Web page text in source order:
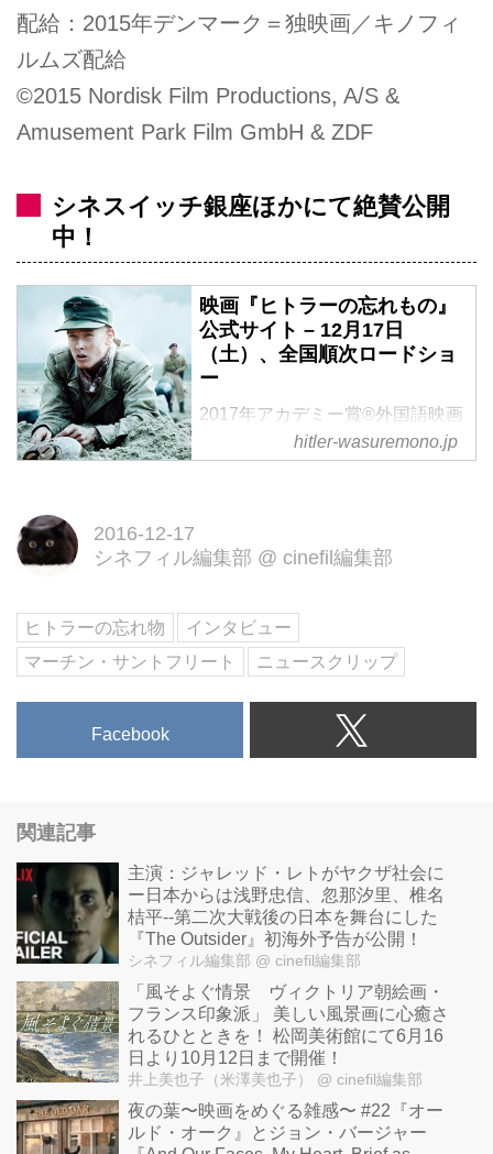
配給：2015年デンマーク＝独映画／キノフィ
ルムズ配給
©2015 Nordisk Film Productions, A/S &
Amusement Park Film GmbH & ZDF
シネスイッチ銀座ほかにて絶賛公開
中！
映画『ヒトラーの忘れもの』
公式サイト – 12月17日
（土）、全国順次ロードショ
ー
2017年アカデミー賞®外国語映画
賞デンマーク代表。第二次大戦直
兵たちだった―
hitler-wasuremono.jp
2016-12-17
シネフィル編集部 @ cinefil編集部
ヒトラーの忘れ物
インタビュー
マーチン・サントフリート
ニュースクリップ
Facebook
関連記事
主演：ジャレッド・レトがヤクザ社会に
ー日本からは浅野忠信、忽那汐里、椎名
桔平--第二次大戦後の日本を舞台にした
『The Outsider』初海外予告が公開！
シネフィル編集部 @ cinefil編集部
「風そよぐ情景 ヴィクトリア朝絵画・
フランス印象派」 美しい風景画に心癒さ
れるひとときを！ 松岡美術館にて6月16
日より10月12日まで開催！
井上美也子（米澤美也子） @ cinefil編集部
夜の葉〜映画をめぐる雑感〜 #22『オー
ルド・オーク』とジョン・バージャー